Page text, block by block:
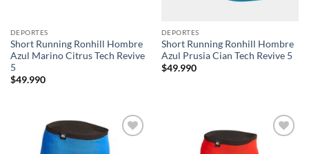
DEPORTES
Short Running Ronhill Hombre
Azul Marino Citrus Tech Revive
5
$49.990
DEPORTES
Short Running Ronhill Hombre
Azul Prusia Cian Tech Revive 5
$49.990